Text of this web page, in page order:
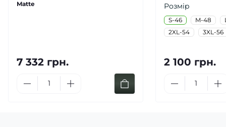
Matte
7 332 грн.
Розмір
S-46 M-48
2XL-54
3XL-56
2 100 грн.